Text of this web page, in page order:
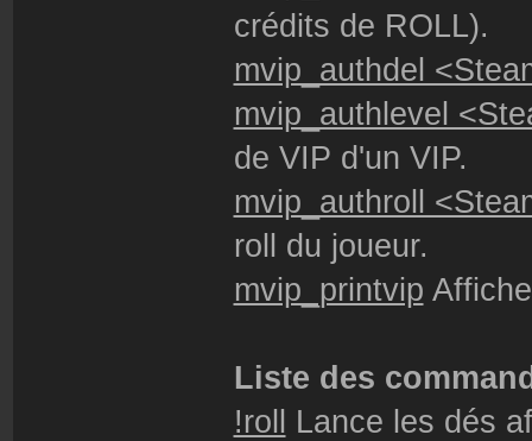
Valeurs: <armure>
- giveHelmet:
Valeurs: 1
- give: Donner
Valeurs: <objet>
Valeurs: <argent>
crédits de ROLL).
mvip_authdel
mvip_authlevel
de VIP d'un VIP.
mvip_authroll
roll du joueur.
mvip_printvip
Liste des
!roll
Lance les dés